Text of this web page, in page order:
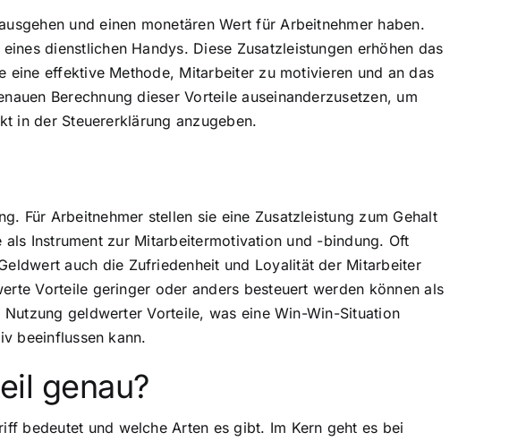
und einen monetären Wert für Arbeitnehmer haben.
dienstlichen Handys. Diese Zusatzleistungen erhöhen das
eine effektive Methode, Mitarbeiter zu motivieren und an das
Berechnung dieser Vorteile auseinanderzusetzen, um
in der Steuererklärung anzugeben.
Für Arbeitnehmer stellen sie eine Zusatzleistung zum Gehalt
Instrument zur Mitarbeitermotivation und -bindung. Oft
auch die Zufriedenheit und Loyalität der Mitarbeiter
Vorteile geringer oder anders besteuert werden können als
geldwerter Vorteile, was eine Win-Win-Situation
beeinflussen kann.
genau?
bedeutet und welche Arten es gibt. Im Kern geht es bei